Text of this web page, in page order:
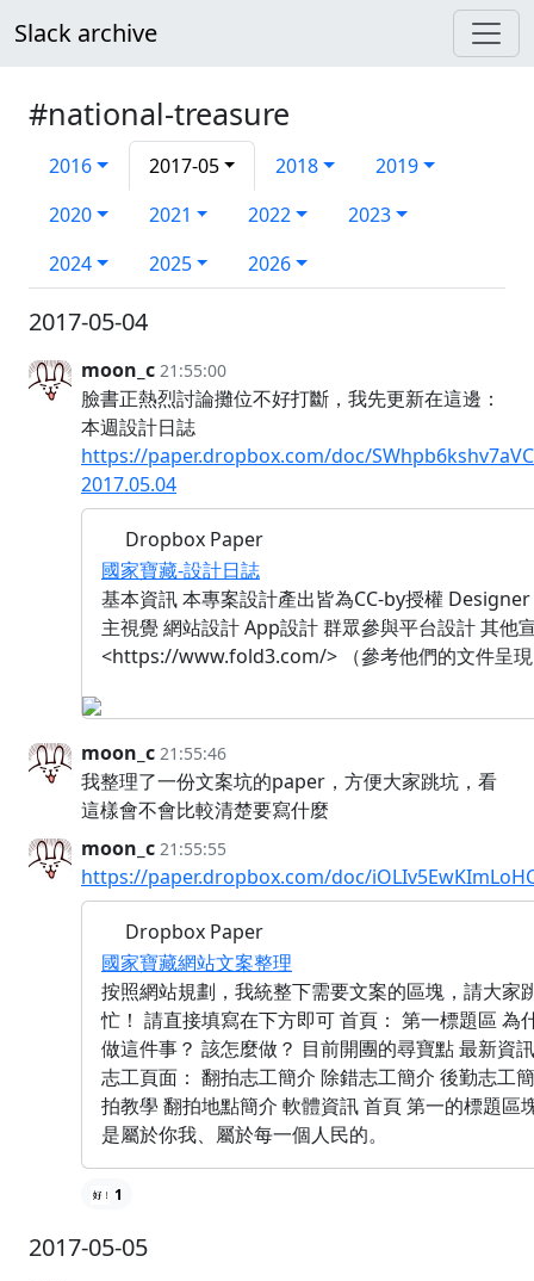
Slack archive
#national-treasure
2016 2017-05 2018
2019
2020
2021 2022
2023
2024
2025 2026
2017-05-04
moon_c 21:55:00
臉書正熱烈討論攤位不好打斷，我先更新在這邊：
本週設計日誌
https://paper.dropbox.com/doc/
2017.05.04
Dropbox Paper
國家寶藏-設計日誌
基本資訊 本專案設計產出皆為CC-by授權
主視覺 網站設計 App設計 群眾參與平台設計 其他
<https://www.fold3.com/> （參考他們的文件呈
moon_c 21:55:46
我整理了一份文案坑的paper，方便大家跳坑，看
這樣會不會比較清楚要寫什麼
moon_c 21:55:55
https://paper.dropbox.com/doc/
Dropbox Paper
國家寶藏網站文案整理
按照網站規劃，我統整下需要文案的區塊，請大家
忙！ 請直接填寫在下方即可 首頁： 第一標題區 為
做這件事？ 該怎麼做？ 目前開團的尋寶點 最新資
志工頁面： 翻拍志工簡介 除錯志工簡介 後勤志工
拍教學 翻拍地點簡介 軟體資訊 首頁 第一的標題區
是屬於你我、屬於每一個人民的。
1
2017-05-05